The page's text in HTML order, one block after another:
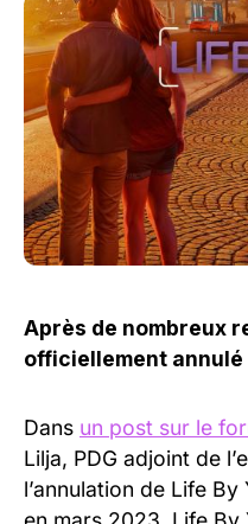
Après de nombreux
officiellement
Dans un post sur le
Lilja, PDG adjoint de
l’annulation de Life